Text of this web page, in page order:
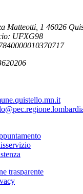
Matteotti, 1 46026
UFXG98
trasparente